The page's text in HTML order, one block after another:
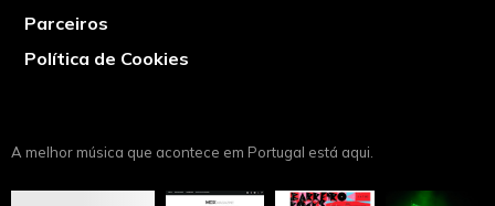
Parceiros
Política de Cookies
A melhor música que acontece em Portugal está aqui.